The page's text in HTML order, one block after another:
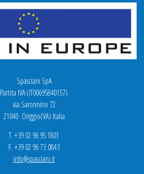
Spasciani SpA
Partita IVA (IT00695840157)
via Saronnino 72
21040 Origgio(VA) Italia
T. +39 02 96 95 1801
F. +39 02 96 73 0843
info@spasciani.it